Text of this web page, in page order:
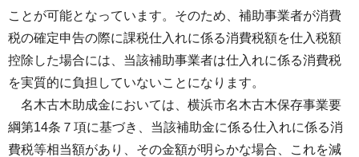
ことが可能となっています。そのため、補助事業者が消費
税の確定申告の際に課税仕入れに係る消費税額を仕入税額
控除した場合には、当該補助事業者は仕入れに係る消費税
を実質的に負担していないことになります。
名木古木助成金においては、横浜市名木古木保存事業要
綱第14条７項に基づき、当該補助金に係る仕入れに係る消
費税等相当額があり、その金額が明らかな場合、これを減